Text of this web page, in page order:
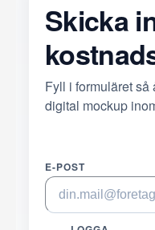
Skicka
Fyll i formuläret så
digital mockup
E-POST